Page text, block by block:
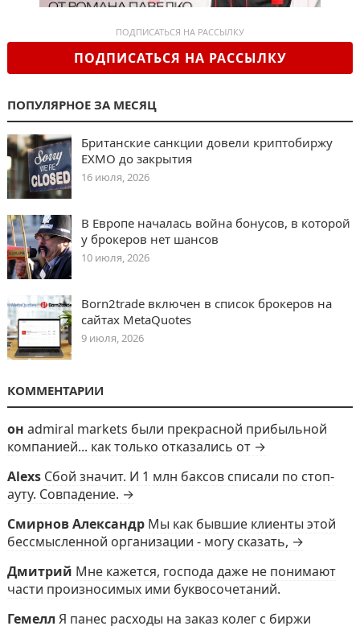
ПОДПИСАТЬСЯ НА РАССЫЛКУ
ПОДПИСАТЬСЯ НА РАССЫЛКУ
ПОПУЛЯРНОЕ ЗА МЕСЯЦ
Британские санкции довели криптобиржу
EXMO до закрытия
16 июля, 2026
В Европе началась война бонусов, в которой
у брокеров нет шансов
10 июля, 2026
Born2trade включен в список брокеров на
сайтах MetaQuotes
9 июля, 2026
КОММЕНТАРИИ
он admiral markets были прекрасной прибыльной
компанией... как только отказались от →
Alexs Сбой значит. И 1 млн баксов списали по стоп-
ауту. Совпадение. →
Смирнов Александр Мы как бывшие клиенты этой
бессмысленной организации - могу сказать, →
Дмитрий Мне кажется, господа даже не понимают
части произносимых ими буквосочетаний.
Гемелл Я панес расходы на заказ колег с биржи